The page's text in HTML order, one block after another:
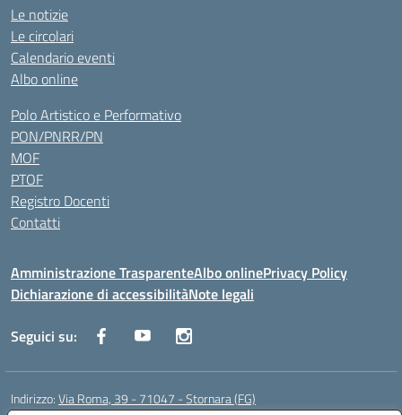
Le notizie
Le circolari
Calendario eventi
Albo online
Polo Artistico e Performativo
PON/PNRR/PN
MOF
PTOF
Registro Docenti
Contatti
Amministrazione TrasparenteAlbo onlinePrivacy Policy
Dichiarazione di accessibilitàNote legali
Seguici su:
Indirizzo:Via Roma, 39 - 71047 - Stornara (FG)